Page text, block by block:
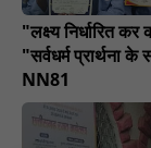
"लक्ष्य निर्धारित
"सर्वधर्म प्रार्थना
NN81